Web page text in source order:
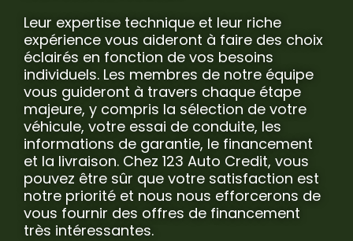
Leur expertise technique et leur riche
expérience vous aideront à faire des choix
éclairés en fonction de vos besoins
individuels. Les membres de notre équipe
vous guideront à travers chaque étape
majeure, y compris la sélection de votre
véhicule, votre essai de conduite, les
informations de garantie, le financement
et la livraison. Chez 123 Auto Credit, vous
pouvez être sûr que votre satisfaction est
notre priorité et nous nous efforcerons de
vous fournir des offres de financement
très intéressantes.